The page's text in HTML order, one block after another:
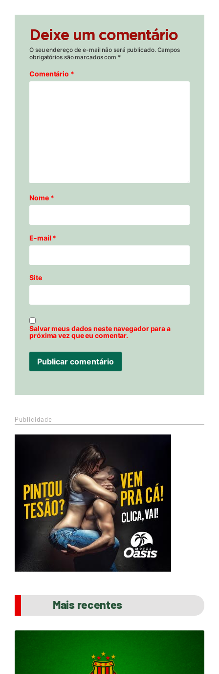
Deixe um comentário
O seu endereço de e-mail não será publicado. Campos
obrigatórios são marcados com *
Comentário *
Nome *
E-mail *
Site
Salvar meus dados neste navegador para a
próxima vez que eu comentar.
Publicidade
Mais recentes